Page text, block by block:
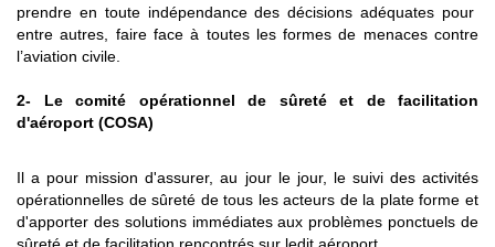
prendre en toute indépendance des décisions adéquates pour
entre autres, faire face à toutes les formes de menaces contre
l’aviation civile.
2- Le comité opérationnel de sûreté et de facilitation
d'aéroport (COSA)
Il a pour mission d'assurer, au jour le jour, le suivi des activités
opérationnelles de sûreté de tous les acteurs de la plate forme et
d'apporter des solutions immédiates aux problèmes ponctuels de